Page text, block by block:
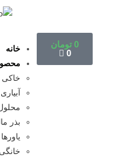
0 تومان
0
خانه
خاکی
آبیاری
بذر
یاورها
خانگی